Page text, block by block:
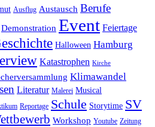
Ausflug Austausch Berufe
Demonstration Event Feiertage
Halloween Hamburg
Katastrophen Kirche
Klimawandel
Literatur Malerei Musical
Reportage Schule Storytime SV
Workshop Youtube Zeitung